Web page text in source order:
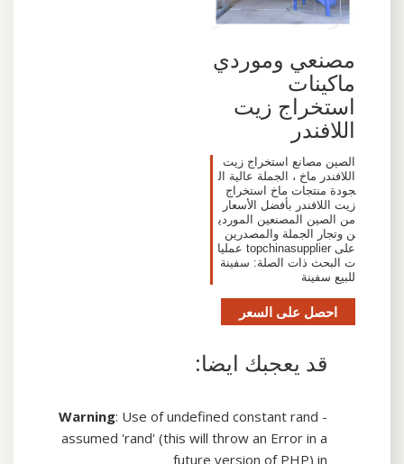
مصنعي وموردي
ماكينات
استخراج زيت
اللافندر
الصين مصانع استخراج زيت
اللافندر ماخ ، الجملة عالية ال
جودة منتجات ماخ استخراج
زيت اللافندر بأفضل الأسعار
من الصين المصنعين الموردي
ن وتجار الجملة والمصدرين
على topchinasupplier عمليا
ت البحث ذات الصلة: سفينة
للبيع سفينة
احصل على السعر
قد يعجبك ايضا:
Warning: Use of undefined constant rand -
assumed 'rand' (this will throw an Error in a
future version of PHP) in